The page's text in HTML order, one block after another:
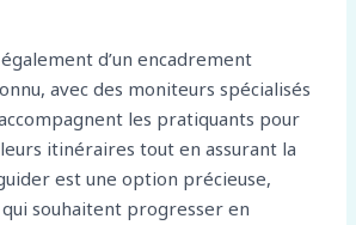
d’un encadrement
avec des moniteurs spécialisés
les pratiquants pour
itinéraires tout en assurant la
est une option précieuse,
souhaitent progresser en